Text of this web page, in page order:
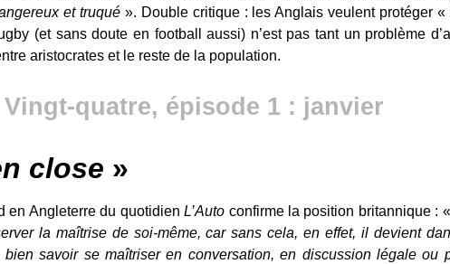
et truqué». Double critique : les Anglais veulent protéger «
(et sans doute en football aussi) n’est pas tant un problème
aristocrates et le reste de la population.
Vingt-quatre, épisode 1 : janvier
close »
en Angleterre du quotidienL’Auto confirme la position britannique : «
la maîtrise de soi-même, car sans cela, en effet, il devient
savoir se maîtriser en conversation, en discussion légale ou